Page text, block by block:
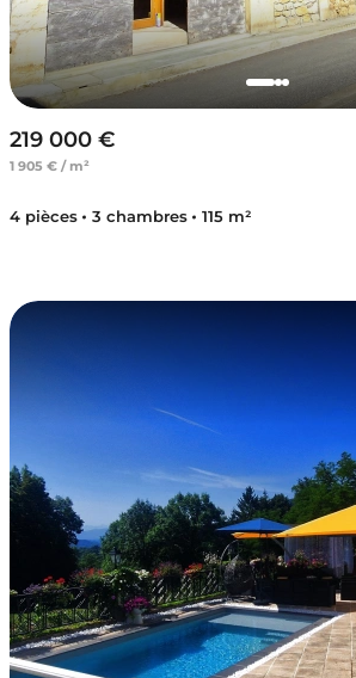
219 000 €
1 905 € / m²
4 pièces 3 chambres 115 m²